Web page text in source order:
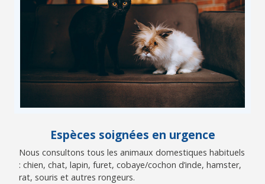
Espèces soignées en urgence
Nous consultons tous les animaux domestiques habituels
: chien, chat, lapin, furet, cobaye/cochon d’inde, hamster,
rat, souris et autres rongeurs.